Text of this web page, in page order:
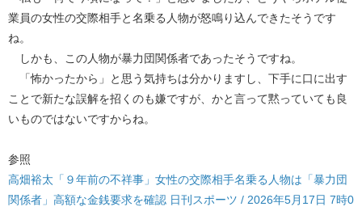
業員の女性の交際相手と名乗る人物が怒鳴り込んできたそうです
ね。
しかも、この人物が暴力団関係者であったそうですね。
「怖かったから」と思う気持ちは分かりますし、下手に口に出す
ことで新たな誤解を招くのも嫌ですが、かと言って黙っていても良
いものではないですからね。
参照
高畑裕太「９年前の不祥事」女性の交際相手名乗る人物は「暴力団
関係者」高額な金銭要求を確認 日刊スポーツ / 2026年5月17日 7時0